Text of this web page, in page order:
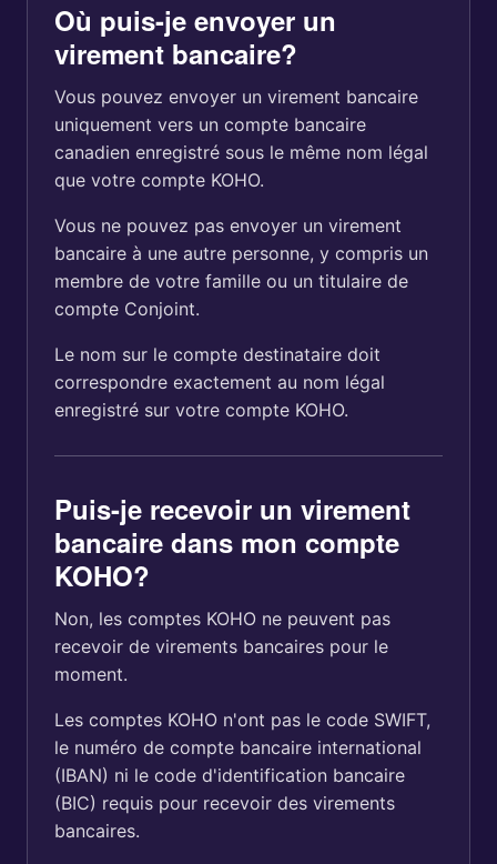
Où puis-je envoyer un
virement bancaire?
Vous pouvez envoyer un virement bancaire
uniquement vers un compte bancaire
canadien enregistré sous le même nom légal
que votre compte KOHO.
Vous ne pouvez pas envoyer un virement
bancaire à une autre personne, y compris un
membre de votre famille ou un titulaire de
compte Conjoint.
Le nom sur le compte destinataire doit
correspondre exactement au nom légal
enregistré sur votre compte KOHO.
Puis-je recevoir un virement
bancaire dans mon compte
KOHO?
Non, les comptes KOHO ne peuvent pas
recevoir de virements bancaires pour le
moment.
Les comptes KOHO n'ont pas le code SWIFT,
le numéro de compte bancaire international
(IBAN) ni le code d'identification bancaire
(BIC) requis pour recevoir des virements
bancaires.